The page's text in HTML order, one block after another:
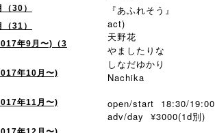
30）
31）
年9月〜)（3
年10月〜)
年11月〜)
『あふれそう』
act)
天野花
やましたりな
しなだゆかり
Nachika
open/start 18:30/19:00
adv/day ¥3000(1d別)